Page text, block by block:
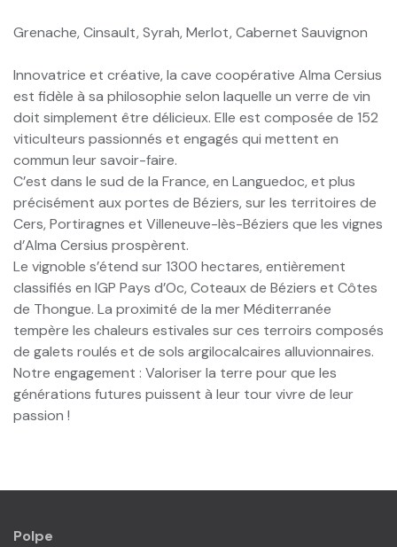
Grenache, Cinsault, Syrah, Merlot, Cabernet Sauvignon
Innovatrice et créative, la cave coopérative Alma Cersius
est fidèle à sa philosophie selon laquelle un verre de vin
doit simplement être délicieux. Elle est composée de 152
viticulteurs passionnés et engagés qui mettent en
commun leur savoir-faire.
C’est dans le sud de la France, en Languedoc, et plus
précisément aux portes de Béziers, sur les territoires de
Cers, Portiragnes et Villeneuve-lès-Béziers que les vignes
d’Alma Cersius prospèrent.
Le vignoble s’étend sur 1300 hectares, entièrement
classifiés en IGP Pays d’Oc, Coteaux de Béziers et Côtes
de Thongue. La proximité de la mer Méditerranée
tempère les chaleurs estivales sur ces terroirs composés
de galets roulés et de sols argilocalcaires alluvionnaires.
Notre engagement : Valoriser la terre pour que les
générations futures puissent à leur tour vivre de leur
passion !
Polpe